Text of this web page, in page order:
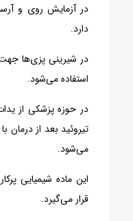
در آزمایش روی و
دارد.
در شیرینی پزی‌ها جهت
استفاده می‌شود.
در حوزه پزشکی از
تیروئید بعد از درمان
می‌‌شود.
این ماده شیمیایی
قرار می‌گیرد.